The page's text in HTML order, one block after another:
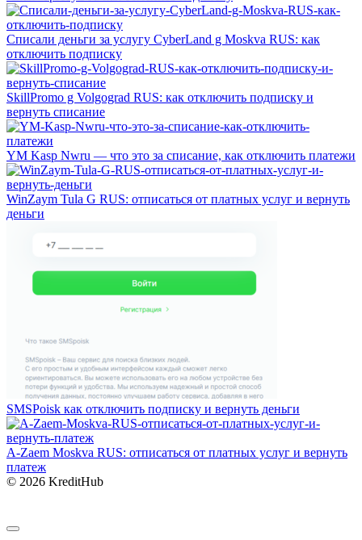
Списали деньги за услугу CyberLand g Moskva RUS: как
отключить подписку
SkillPromo g Volgograd RUS: как отключить подписку и
вернуть списание
YM Kasp Nwru — что это за списание, как отключить платежи
WinZaym Tula G RUS: отписаться от платных услуг и вернуть
деньги
SMSPoisk как отключить подписку и вернуть деньги
A-Zaem Moskva RUS: отписаться от платных услуг и вернуть
платеж
© 2026 KreditHub